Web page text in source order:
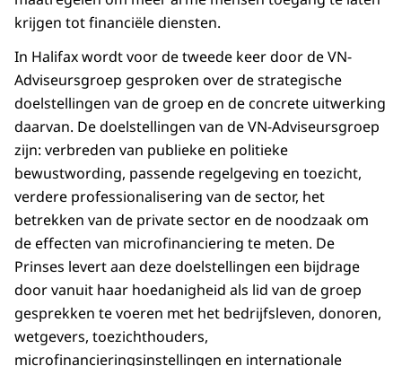
krijgen tot financiële diensten.
In Halifax wordt voor de tweede keer door de VN-
Adviseursgroep gesproken over de strategische
doelstellingen van de groep en de concrete uitwerking
daarvan. De doelstellingen van de VN-Adviseursgroep
zijn: verbreden van publieke en politieke
bewustwording, passende regelgeving en toezicht,
verdere professionalisering van de sector, het
betrekken van de private sector en de noodzaak om
de effecten van microfinanciering te meten. De
Prinses levert aan deze doelstellingen een bijdrage
door vanuit haar hoedanigheid als lid van de groep
gesprekken te voeren met het bedrijfsleven, donoren,
wetgevers, toezichthouders,
microfinancieringsinstellingen en internationale